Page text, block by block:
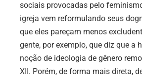
sociais provocadas pelo
igreja vem reformulando seus
que eles pareçam menos
gente, por exemplo, que diz que a
noção de ideologia de gênero
XII. Porém, de forma mais direta,